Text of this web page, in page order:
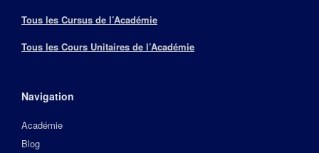
Tous les Cursus de l’Académie
Tous les Cours Unitaires de l’Académie
Navigation
Académie
Blog